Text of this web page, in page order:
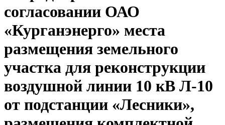
согласовании ОАО
«Курганэнерго» места
размещения земельного
участка для реконструкции
воздушной линии 10 кВ Л-10
от подстанции «Лесники»,